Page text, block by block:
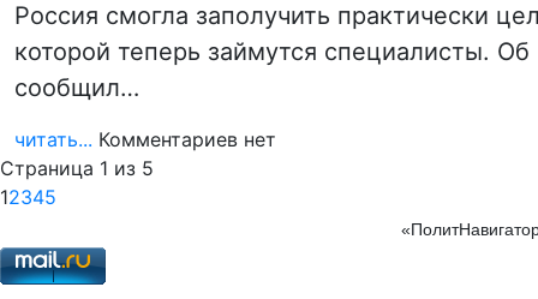
Россия смогла заполучить практически
которой теперь займутся специалисты.
сообщил…
читать... Комментариев нет
Страница 1 из 5
12345